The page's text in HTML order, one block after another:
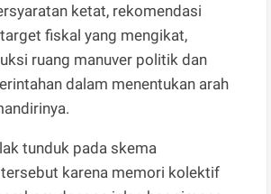
ketat, rekomendasi
fiskal yang mengikat,
ruang manuver politik dan
dalam menentukan arah
tunduk pada skema
karena memori kolektif